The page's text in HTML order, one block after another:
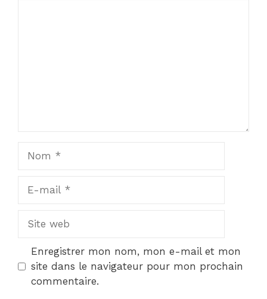
mail
web
Enregistrer mon nom, mon e-mail et mon
site dans le navigateur pour mon prochain
commentaire.